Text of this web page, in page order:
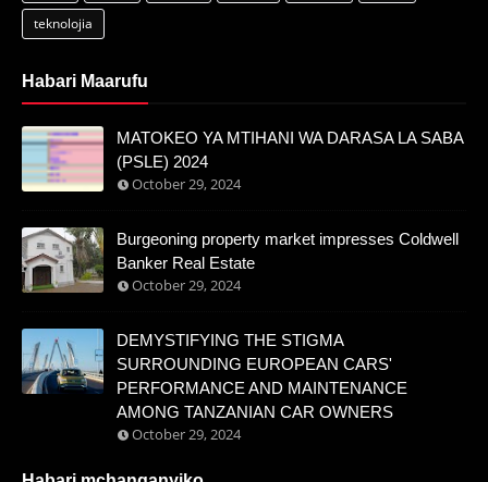
teknolojia
Habari Maarufu
MATOKEO YA MTIHANI WA DARASA LA SABA
(PSLE) 2024
October 29, 2024
Burgeoning property market impresses Coldwell
Banker Real Estate
October 29, 2024
DEMYSTIFYING THE STIGMA
SURROUNDING EUROPEAN CARS'
PERFORMANCE AND MAINTENANCE
AMONG TANZANIAN CAR OWNERS
October 29, 2024